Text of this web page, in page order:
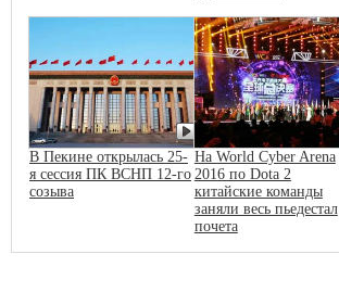
В Пекине открылась 25-
я сессия ПК ВСНП 12-го
созыва
На World Cyber Arena
2016 по Dota 2
китайские команды
заняли весь пьедестал
почета